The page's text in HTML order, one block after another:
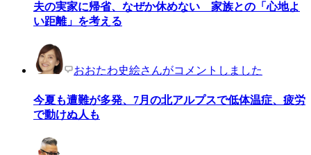
夫の実家に帰省、なぜか休めない 家族との「心地よ
い距離」を考える
おおたわ史絵さんがコメントしました
今夏も遭難が多発、7月の北アルプスで低体温症、疲労
で動けぬ人も